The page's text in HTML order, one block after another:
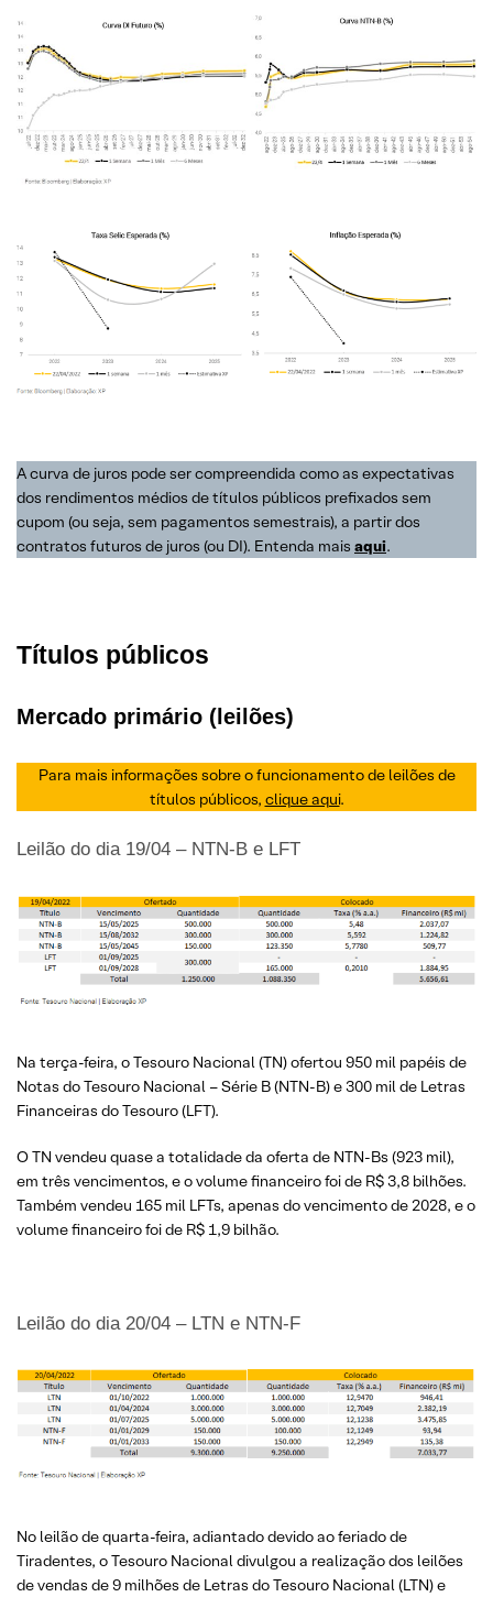
A curva de juros pode ser compreendida como as expectativas
dos rendimentos médios de títulos públicos prefixados sem
cupom (ou seja, sem pagamentos semestrais), a partir dos
contratos futuros de juros (ou DI). Entenda mais aqui.
Títulos públicos
Mercado primário (leilões)
Para mais informações sobre o funcionamento de leilões de
títulos públicos, clique aqui.
Leilão do dia 19/04 – NTN-B e LFT
Na terça-feira, o Tesouro Nacional (TN) ofertou 950 mil papéis de
Notas do Tesouro Nacional – Série B (NTN-B) e 300 mil de Letras
Financeiras do Tesouro (LFT).
O TN vendeu quase a totalidade da oferta de NTN-Bs (923 mil),
em três vencimentos, e o volume financeiro foi de R$ 3,8 bilhões.
Também vendeu 165 mil LFTs, apenas do vencimento de 2028, e o
volume financeiro foi de R$ 1,9 bilhão.
Leilão do dia 20/04 – LTN e NTN-F
No leilão de quarta-feira, adiantado devido ao feriado de
Tiradentes, o Tesouro Nacional divulgou a realização dos leilões
de vendas de 9 milhões de Letras do Tesouro Nacional (LTN) e